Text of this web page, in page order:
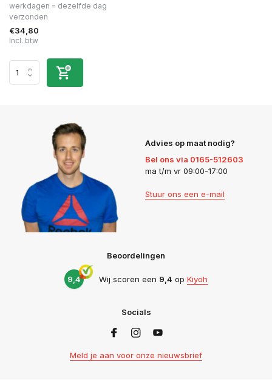
werkdagen = dezelfde dag
verzonden
€34,80
Incl. btw
Advies op maat nodig?
Bel ons via 0165-512603
ma t/m vr 09:00-17:00
Stuur ons een e-mail
Beoordelingen
9,4 Wij scoren een 9,4 op Kiyoh
Socials
Meld je aan voor onze nieuwsbrief